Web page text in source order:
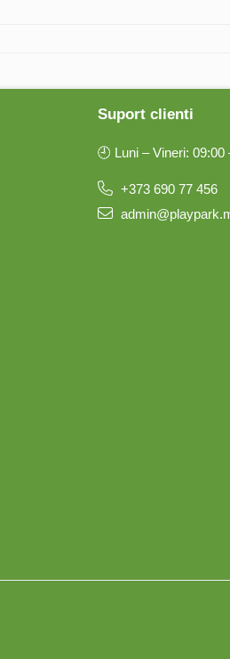
Suport clienti
🕘 Luni – Vineri: 09:00
+373 690 77 456